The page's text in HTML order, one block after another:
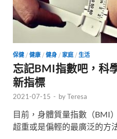
保健 / 健康 / 健身 / 家庭 / 生活
忘記BMI指數吧，科
新指標
2021-07-15 - byTeresa
目前，身體質量指數（BMI
超重或是偏輕的最廣泛的方